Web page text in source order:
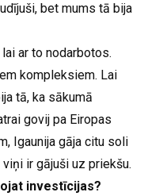
bet mums tā bija
ar to nodarbotos.
kompleksiem. Lai
tā, ka sākumā
govij pa Eiropas
Igaunija gāja citu soli
ir gājuši uz priekšu.
investīcijas?